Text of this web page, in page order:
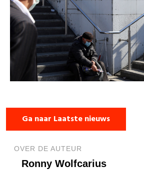
Ga naar Laatste nieuws
OVER DE AUTEUR
Ronny Wolfcarius